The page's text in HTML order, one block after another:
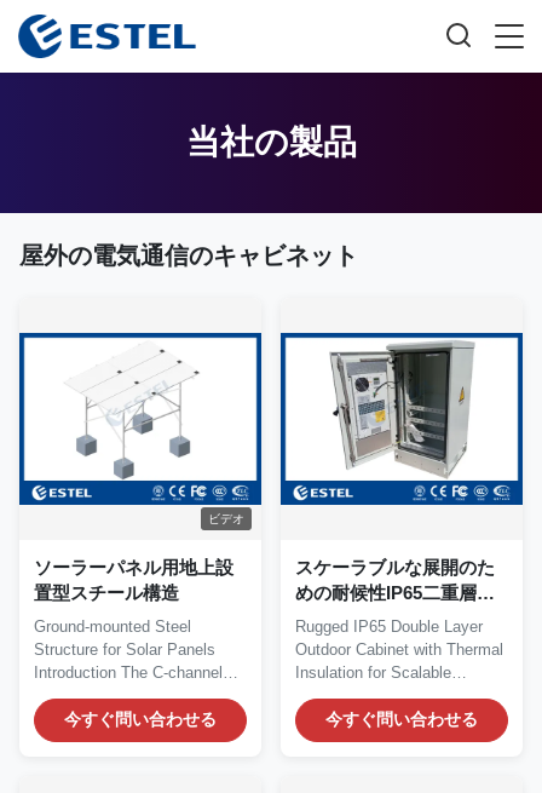
当社の製品
屋外の電気通信のキャビネット
ビデオ
ソーラーパネル用地上設
置型スチール構造
Ground-mounted Steel
Structure for Solar Panels
Introduction The C-channel
steel structure for...
今すぐ問い合わせる
スケーラブルな展開のた
めの耐候性IP65二重層屋
外キャビネット（断熱材
付き）
Rugged IP65 Double Layer
Outdoor Cabinet with Thermal
Insulation for Scalable
Deployment Product...
今すぐ問い合わせる